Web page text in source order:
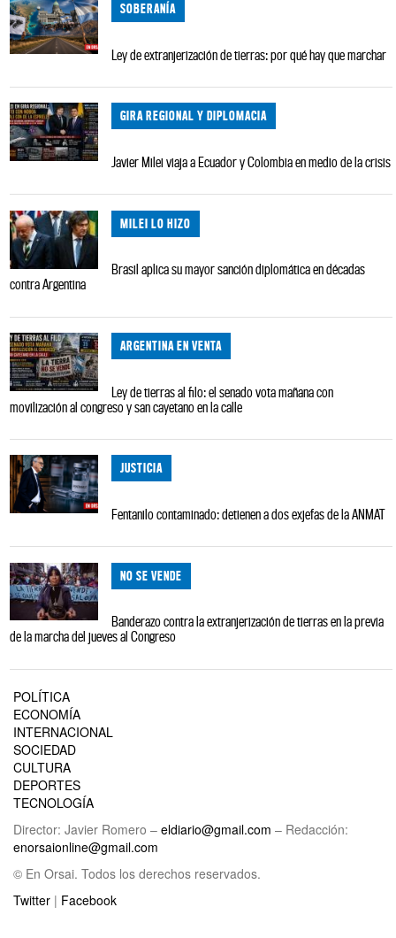
SOBERANÍA
Ley de extranjerización de tierras: por qué hay que marchar
GIRA REGIONAL Y DIPLOMACIA
Javier Milei viaja a Ecuador y Colombia en medio de la crisis
MILEI LO HIZO
Brasil aplica su mayor sanción diplomática en décadas
contra Argentina
ARGENTINA EN VENTA
Ley de tierras al filo: el senado vota mañana con
movilización al congreso y san cayetano en la calle
JUSTICIA
Fentanilo contaminado: detienen a dos exjefas de la ANMAT
NO SE VENDE
Banderazo contra la extranjerización de tierras en la previa
de la marcha del jueves al Congreso
POLÍTICA
ECONOMÍA
INTERNACIONAL
SOCIEDAD
CULTURA
DEPORTES
TECNOLOGÍA
Director: Javier Romero – eldiario@gmail.com – Redacción:
enorsaionline@gmail.com
© En Orsai. Todos los derechos reservados.
Twitter | Facebook